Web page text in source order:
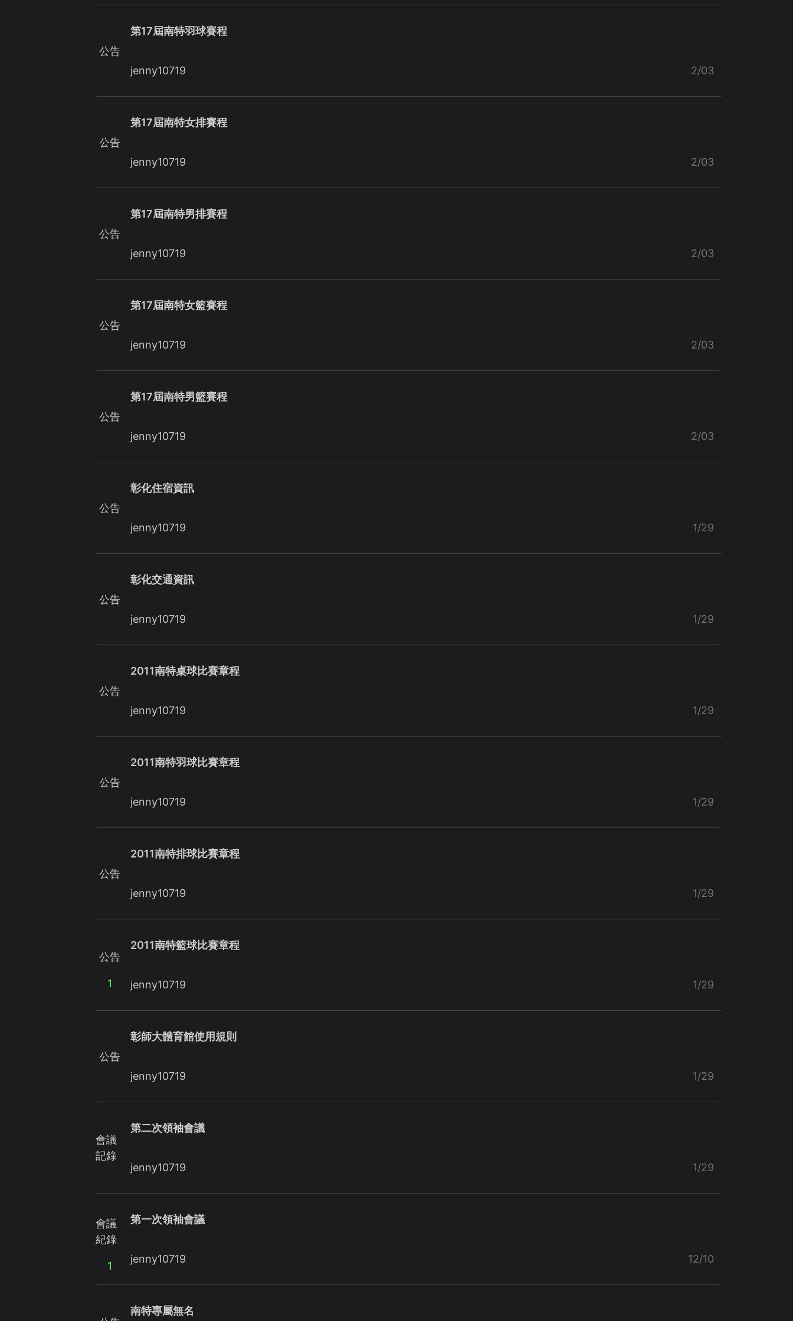
公告
第17屆南特羽球賽程
jenny10719 2/03
公告
第17屆南特女排賽程
jenny10719 2/03
公告
第17屆南特男排賽程
jenny10719 2/03
公告
第17屆南特女籃賽程
jenny10719 2/03
公告
第17屆南特男籃賽程
jenny10719 2/03
公告
彰化住宿資訊
jenny10719 1/29
公告
彰化交通資訊
jenny10719 1/29
公告
2011南特桌球比賽章程
jenny10719 1/29
公告
2011南特羽球比賽章程
jenny10719 1/29
公告
2011南特排球比賽章程
jenny10719 1/29
公告
1
2011南特籃球比賽章程
jenny10719 1/29
公告
彰師大體育館使用規則
jenny10719 1/29
會議
記錄
第二次領袖會議
jenny10719 1/29
會議
紀錄
1
第一次領袖會議
jenny10719 12/10
南特專屬無名